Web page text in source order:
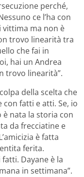
perché,
ce l’ha con
vittima ma non è
trovo linearità tra
che fai in
hai un Andrea
trovo linearità”.
della scelta che
con fatti e atti. Se, io
nata la storia con
da frecciatine e
è fatta
ferita.
Dayane è la
in settimana”.